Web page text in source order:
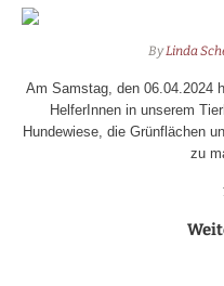
ByLinda
Am Samstag, den 06.04.2024
HelferInnen in unserem
Hundewiese, die Grünflächen
zu